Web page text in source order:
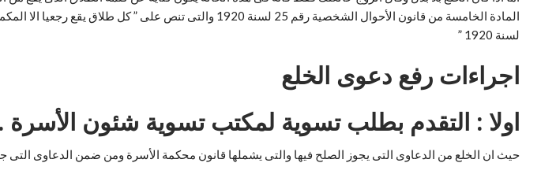
لسنة 1920 ”
اجراءات رفع دعوى الخلع
اولا : التقدم بطلب تسوية لمكتب تسوية شئون الأسرة .
حيث ان الخلع من الدعاوى التى يجوز الصلح فيها والتى يشملها قانون محكمة الأسرة ومن ضمن الدعاوى التى